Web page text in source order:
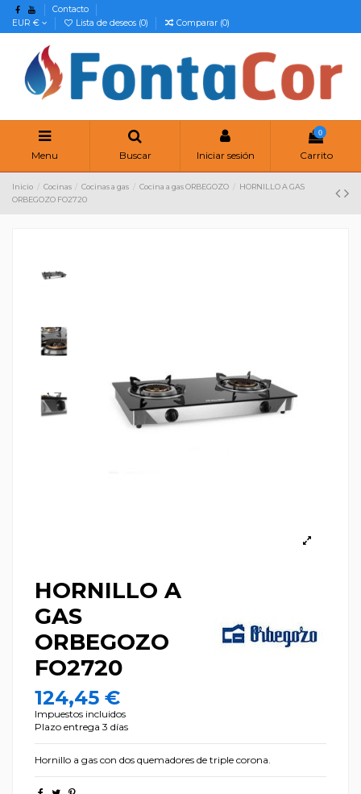
Contacto
EUR €
Lista de deseos (0) Comparar (0)
Menu Buscar Iniciar sesión
0
Carrito
Inicio Cocinas Cocinas a gas Cocina a gas ORBEGOZO
HORNILLO A GAS
ORBEGOZO FO2720
HORNILLO A
GAS
ORBEGOZO
FO2720
124,45 €
Impuestos incluidos
Plazo entrega 3 días
Hornillo a gas con dos quemadores de triple corona.